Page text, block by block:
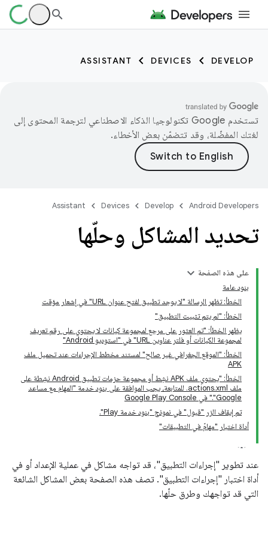
DEVELOP
DEVICES
ASSISTANT
تستخدم Google تكنولوجيا الذكاء الاصطناعي لترجمة المحتوى إلى
لغتك المفضّلة، وقد تتضمّن بعض الأخطاء.
Android Developers
Develop
Devices
Assistant
تحديد المشاكل وحلّها
على هذه الصفحة
بنود عامة
الخطأ: تظهر الرسالة "لا يوجد تطبيق لفتح عنوان URL" في إشعار مؤقت
الخطأ: "لم يتم تثبيت التطبيق"
يظهر الخطأ: "تم العثور على مرجع لمجموعة كيانات لا يحتوي على رقم تعريف
لمجموعة الكيانات أو فلتر عناوين URL" في "استوديو Android"
الخطأ: "الموقع الجغرافي غير صالح" لمستند مخطط الإجراءات عند تحميل ملف
APK
الخطأ: "يحتوي ملف APK نشِط أو مجموعة حزمات تطبيق Android نشِطة على
ملف actions.xml. للمتابعة، يجب الموافقة على بنود خدمة "المهام مع مساعد
Google"." في Google Play Console
تم إيقاف الزر "قبول" في نموذج "بنود خدمة Play".
أداة اختبار "مهامّ في التطبيقات"
عند تطوير "إجراءات التطبيق"، قد تواجه مشاكل في عملية الإعداد أو في
أداة اختبار "إجراءات التطبيق". تصف هذه الصفحة بعض المشاكل الشائعة
التي قد تواجهك وطرق حلّها.